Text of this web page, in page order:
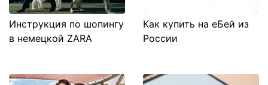
Инструкция по шопингу
в немецкой ZARA
Как купить на еБей из
России